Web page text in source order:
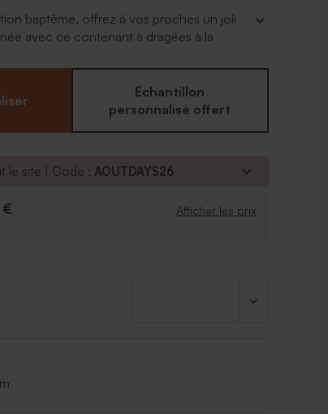
baptême, offrez à vos proches un joli
avec ce contenant à dragées à la
15 dragées, 36 bonbons acidulés, 60
20 dragées aux amandes
Échantillon
personnalisé offert
le site | Code :AOUTDAYS26
Afficher les prix